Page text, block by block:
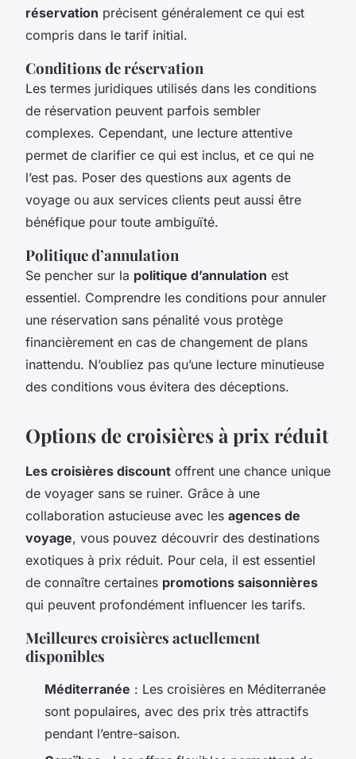
réservation précisent généralement ce qui est
compris dans le tarif initial.
Conditions de réservation
Les termes juridiques utilisés dans les conditions
de réservation peuvent parfois sembler
complexes. Cependant, une lecture attentive
permet de clarifier ce qui est inclus, et ce qui ne
l’est pas. Poser des questions aux agents de
voyage ou aux services clients peut aussi être
bénéfique pour toute ambiguïté.
Politique d’annulation
Se pencher sur la politique d’annulation est
essentiel. Comprendre les conditions pour annuler
une réservation sans pénalité vous protège
financièrement en cas de changement de plans
inattendu. N’oubliez pas qu’une lecture minutieuse
des conditions vous évitera des déceptions.
Options de croisières à prix réduit
Les croisières discount offrent une chance unique
de voyager sans se ruiner. Grâce à une
collaboration astucieuse avec les agences de
voyage, vous pouvez découvrir des destinations
exotiques à prix réduit. Pour cela, il est essentiel
de connaître certaines promotions saisonnières
qui peuvent profondément influencer les tarifs.
Meilleures croisières actuellement
disponibles
Méditerranée : Les croisières en Méditerranée
sont populaires, avec des prix très attractifs
pendant l’entre-saison.